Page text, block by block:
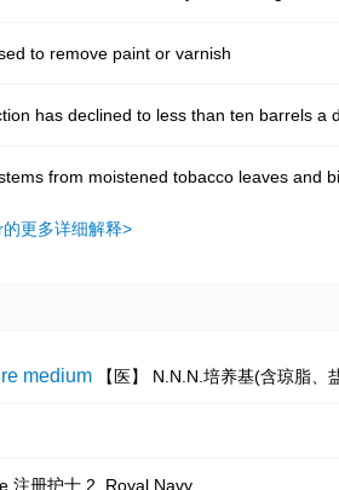
to remove paint or varnish
has declined to less than ten barrels a
from moistened tobacco leaves and
更多详细解释>
medium 【医】 N.N.N.培养基(含琼脂
注册护士 2. Royal Navy